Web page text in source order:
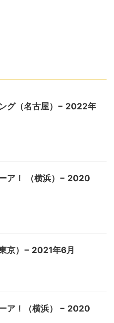
グ（名古屋）− 2022年
ア！ （横浜）− 2020
京）− 2021年6月
ア！（横浜） − 2020